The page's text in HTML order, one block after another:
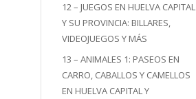
12 – JUEGOS EN HUELVA CAPITAL
Y SU PROVINCIA: BILLARES,
VIDEOJUEGOS Y MÁS
13 – ANIMALES 1: PASEOS EN
CARRO, CABALLOS Y CAMELLOS
EN HUELVA CAPITAL Y